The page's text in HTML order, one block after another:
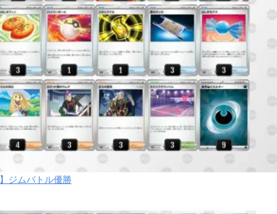
ジムバトル優勝